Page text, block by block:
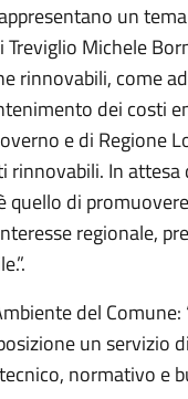
un
Treviglio Michele
rinnovabili, come
dei costi
e di Regione
rinnovabili. In
di
regionale,
del
un servizio
normativo e